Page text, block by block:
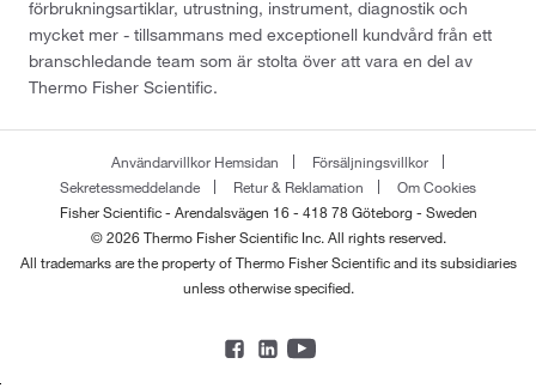
förbrukningsartiklar, utrustning, instrument, diagnostik och
mycket mer - tillsammans med exceptionell kundvård från ett
branschledande team som är stolta över att vara en del av
Thermo Fisher Scientific.
Användarvillkor Hemsidan
Försäljningsvillkor
Sekretessmeddelande
Retur & Reklamation
Om Cookies
Fisher Scientific - Arendalsvägen 16 - 418 78 Göteborg - Sweden
© 2026 Thermo Fisher Scientific Inc. All rights reserved.
All trademarks are the property of Thermo Fisher Scientific and its subsidiaries
unless otherwise specified.